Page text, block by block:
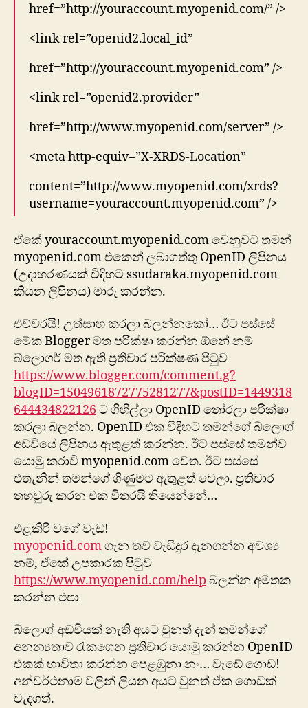
href=”http://youraccount.myopenid.com/” />
<link rel=”openid2.local_id”
href=”http://youraccount.myopenid.com” />
<link rel=”openid2.provider”
href=”http://www.myopenid.com/server” />
<meta http-equiv=”X-XRDS-Location”
content=”http://www.myopenid.com/xrds?
username=youraccount.myopenid.com” />
ඒකේ youraccount.myopenid.com වෙනුවට තමන්
myopenid.com එකෙන් ලබාගත්තු OpenID ලිපිනය
(උදාහරණයක් විදිහට ssudaraka.myopenid.com
කියන ලිපිනය) මාරු කරන්න.
එච්චරයි! උත්සාහ කරලා බලන්නකෝ… ඊට පස්සේ
මේක Blogger මත පරික්ෂා කරන්න ඕනේ නම්
බ්ලොගර් මත ඇති ප්‍රතිචාර පරික්ෂණ පිටුව
https://www.blogger.com/comment.g?
blogID=1504961872775281277&postID=1449318
644434822126 ට ගිහිල්ලා OpenID තෝරලා පරික්ෂා
කරලා බලන්න. OpenID එක විදිහට තමන්ගේ බ්ලොග්
අඩවියේ ලිපිනය ඇතුළත් කරන්න. ඊට පස්සේ තමන්ව
යොමු කරාවි myopenid.com වෙත. ඊට පස්සේ
එතැනින් තමන්ගේ ගිණුමට ඇතුළත් වෙලා. ප්‍රතිචාර
තහවුරු කරන එක විතරයි තියෙන්නේ…
එළකිරි වගේ වැඩ!
myopenid.comගැන තව වැඩිදුර දැනගන්න අවශ්‍ය
නම්, ඒකේ උපකාරක පිටුව
https://www.myopenid.com/help බලන්න අමතක
කරන්න එපා
බ්ලොග් අඩවියක් නැති අයට වුනත් දැන් තමන්ගේ
අනන්‍යතාව රැකගෙන ප්‍රතිචාර යොමු කරන්න OpenID
එකක් භාවිතා කරන්න පෙළඹුනා නං… වැඩේ ගොඩ!
අන්වර්ථනාම වලින් ලියන අයට වුනත් ඒක ගොඩක්
වැදගත්.